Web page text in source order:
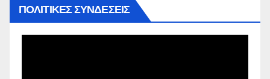
ΠΟΛΙΤΙΚΕΣ ΣΥΝΔΕΣΕΙΣ